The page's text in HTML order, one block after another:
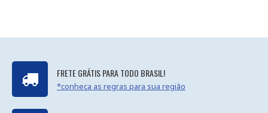
FRETE GRÁTIS PARA TODO BRASIL!
*conheça as regras para sua região